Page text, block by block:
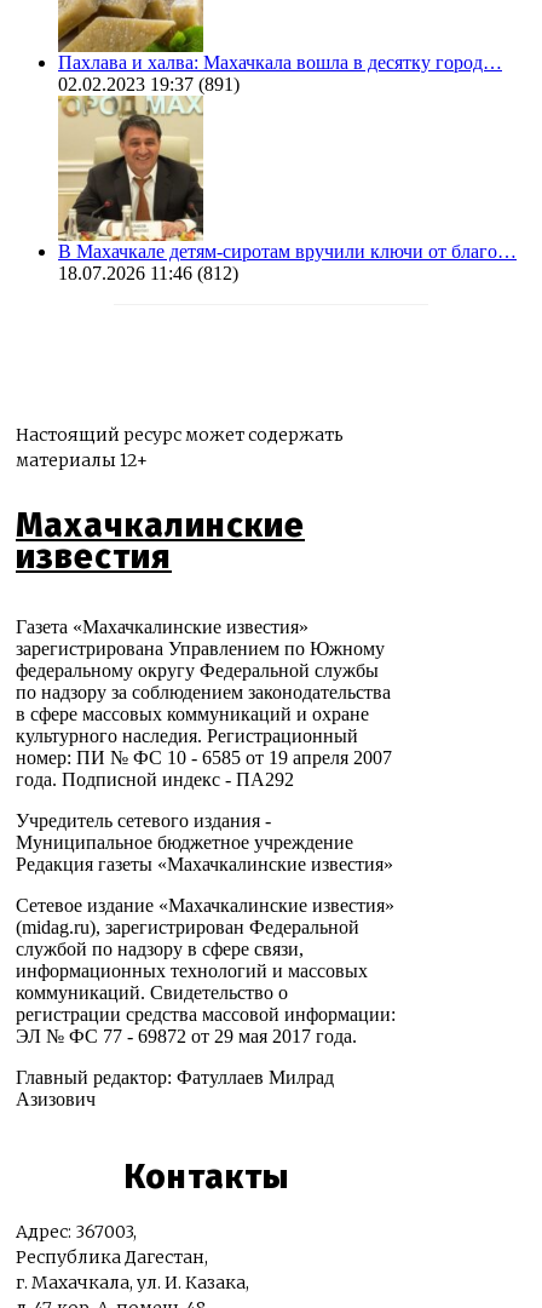
Пахлава и халва: Махачкала вошла в десятку город…
02.02.2023 19:37 (891)
В Махачкале детям-сиротам вручили ключи от благо…
18.07.2026 11:46 (812)
Настоящий ресурс может содержать
материалы 12+
Махачкалинские
известия
Газета «Махачкалинские известия»
зарегистрирована Управлением по Южному
федеральному округу Федеральной службы
по надзору за соблюдением законодательства
в сфере массовых коммуникаций и охране
культурного наследия. Регистрационный
номер: ПИ № ФС 10 - 6585 от 19 апреля 2007
года. Подписной индекс - ПА292
Учредитель сетевого издания -
Муниципальное бюджетное учреждение
Редакция газеты «Махачкалинские известия»
Сетевое издание «Махачкалинские известия»
(midag.ru), зарегистрирован Федеральной
службой по надзору в сфере связи,
информационных технологий и массовых
коммуникаций. Свидетельство о
регистрации средства массовой информации:
ЭЛ № ФС 77 - 69872 от 29 мая 2017 года.
Главный редактор: Фатуллаев Милрад
Азизович
Контакты
Адрес: 367003,
Республика Дагестан,
г. Махачкала, ул. И. Казака,